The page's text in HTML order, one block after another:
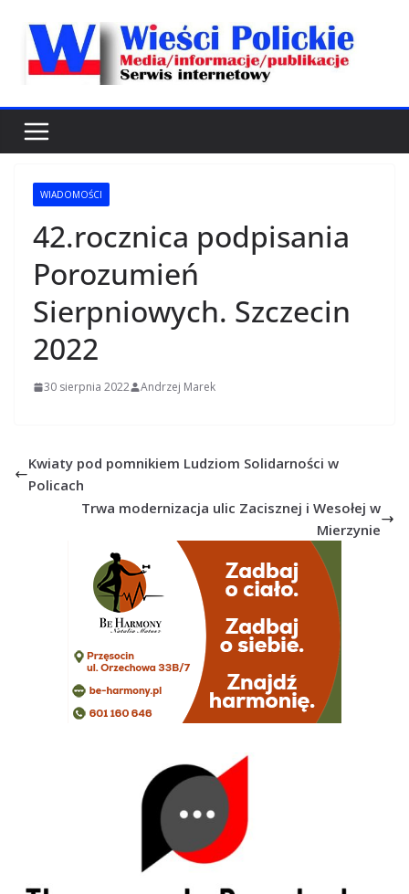
WIADOMOŚCI
42.rocznica podpisania
Porozumień
Sierpniowych. Szczecin
2022
30 sierpnia 2022 Andrzej Marek
Kwiaty pod pomnikiem Ludziom Solidarności w
Policach
Trwa modernizacja ulic Zacisznej i Wesołej w
Mierzynie